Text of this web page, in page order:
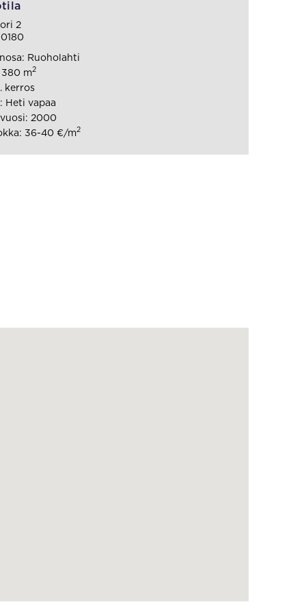
2
Ruoholahti
m2
kerros
Heti vapaa
2000
36-40 €/m2